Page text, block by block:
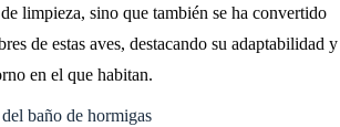
limpieza, sino que también se ha convertido
de estas aves, destacando su adaptabilidad y
en el que habitan.
baño de hormigas